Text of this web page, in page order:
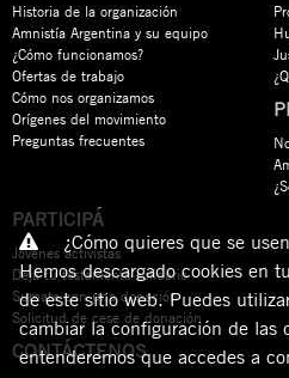
Historia de la organización
Amnistía Argentina y su equipo
¿Cómo funcionamos?
Ofertas de trabajo
Cómo nos organizamos
Orígenes del movimiento
Preguntas frecuentes
PARTICIPÁ
Jóvenes activistas
Dejá tu testamento solidario
Sumate con una donación
Solicitud de cese de donación
CONTÁCTENOS
¿Cómo quieres que se
Hemos descargado cookies en
de este sitio web. Puedes
cambiar la configuración de las
entenderemos que accedes a